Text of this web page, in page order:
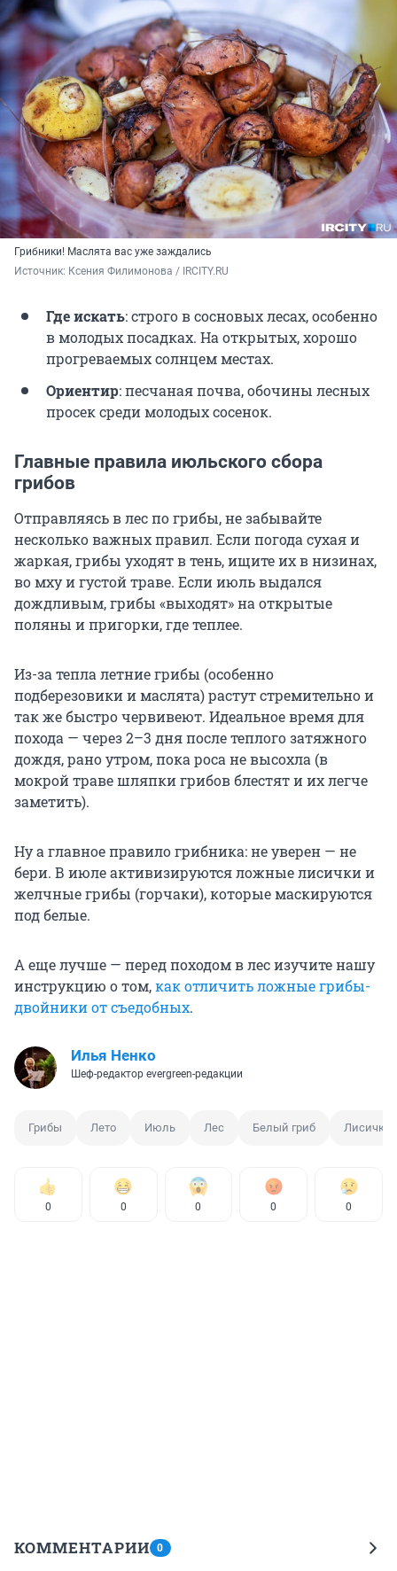
Грибники! Маслята вас уже заждались
Источник: Ксения Филимонова / IRCITY.RU
Где искать: строго в сосновых лесах, особенно
в молодых посадках. На открытых, хорошо
прогреваемых солнцем местах.
Ориентир: песчаная почва, обочины лесных
просек среди молодых сосенок.
Главные правила июльского сбора
грибов
Отправляясь в лес по грибы, не забывайте
несколько важных правил. Если погода сухая и
жаркая, грибы уходят в тень, ищите их в низинах,
во мху и густой траве. Если июль выдался
дождливым, грибы «выходят» на открытые
поляны и пригорки, где теплее.
Из-за тепла летние грибы (особенно
подберезовики и маслята) растут стремительно и
так же быстро червивеют. Идеальное время для
похода — через 2–3 дня после теплого затяжного
дождя, рано утром, пока роса не высохла (в
мокрой траве шляпки грибов блестят и их легче
заметить).
Ну а главное правило грибника: не уверен — не
бери. В июле активизируются ложные лисички и
желчные грибы (горчаки), которые маскируются
под белые.
А еще лучше — перед походом в лес изучите нашу
инструкцию о том,как отличить ложные грибы-
двойники от съедобных.
Илья Ненко
Шеф-редактор evergreen-редакции
Грибы Лето Июль Лес Белый гриб Лисички
0 0 0 0 0
КОММЕНТАРИИ 0